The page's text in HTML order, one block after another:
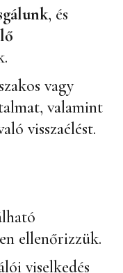
, és
vagy
valamint
visszaélést.
ellenőrizzük.
viselkedés